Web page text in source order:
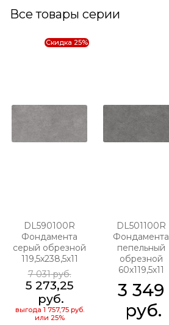
Все товары серии
Скидка 25%
DL590100R
Фондамента
серый обрезной
119,5х238,5х11
7 031 руб.
5 273,25
руб.
выгода 1 757,75 руб.
или 25%
DL501100R
Фондамента
пепельный
обрезной
60х119,5х11
3 349
руб.